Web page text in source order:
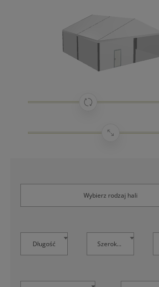
Wybierz rodzaj hali
Długość Szerokość